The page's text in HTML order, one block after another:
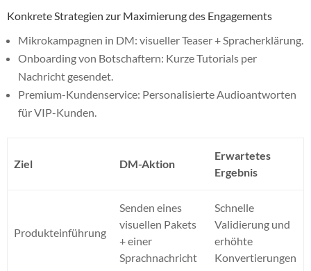
Konkrete Strategien zur Maximierung des Engagements
Mikrokampagnen in DM: visueller Teaser + Spracherklärung.
Onboarding von Botschaftern: Kurze Tutorials per
Nachricht gesendet.
Premium-Kundenservice: Personalisierte Audioantworten
für VIP-Kunden.
Ziel DM-Aktion
Erwartetes
Ergebnis
Produkteinführung
Senden eines
visuellen Pakets
+ einer
Sprachnachricht
Schnelle
Validierung und
erhöhte
Konvertierungen